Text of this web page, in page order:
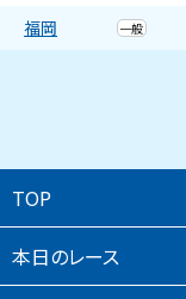
福岡
一般
TOP
本⽇のレース